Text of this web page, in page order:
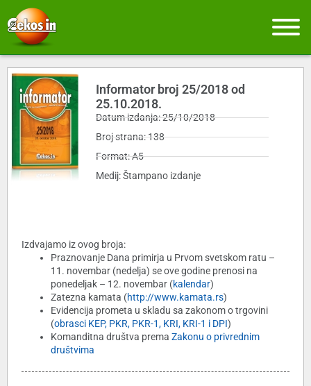
Informator broj 25/2018 od
25.10.2018.
Datum izdanja: 25/10/2018
Broj strana: 138
Format: A5
Medij: Štampano izdanje
Izdvajamo iz ovog broja:
Praznovanje Dana primirja u Prvom svetskom ratu –
11. novembar (nedelja) se ove godine prenosi na
ponedeljak – 12. novembar (kalendar)
Zatezna kamata (http://www.kamata.rs)
Evidencija prometa u skladu sa zakonom o trgovini
(obrasci KEP, PKR, PKR-1, KRI, KRI-1 i DPI)
Komanditna društva prema Zakonu o privrednim
društvima